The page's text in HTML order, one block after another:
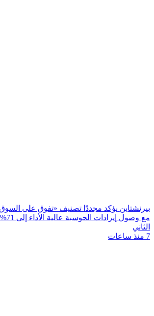
بيرنشتاين يؤكد مجددًا تصنيف «تفوق على
مع
الثاني
7 منذ ساعات